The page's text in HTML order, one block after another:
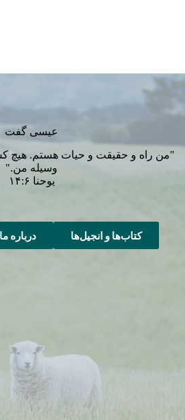
عیسی گفت
"من راه و حقیقت و حیات هستم. هیچ
وسیله من."
یوحنا ۱۴:۶
کتاب‌ها و انجیل‌ها درباره ما